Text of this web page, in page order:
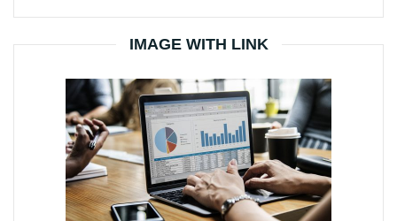
IMAGE WITH LINK